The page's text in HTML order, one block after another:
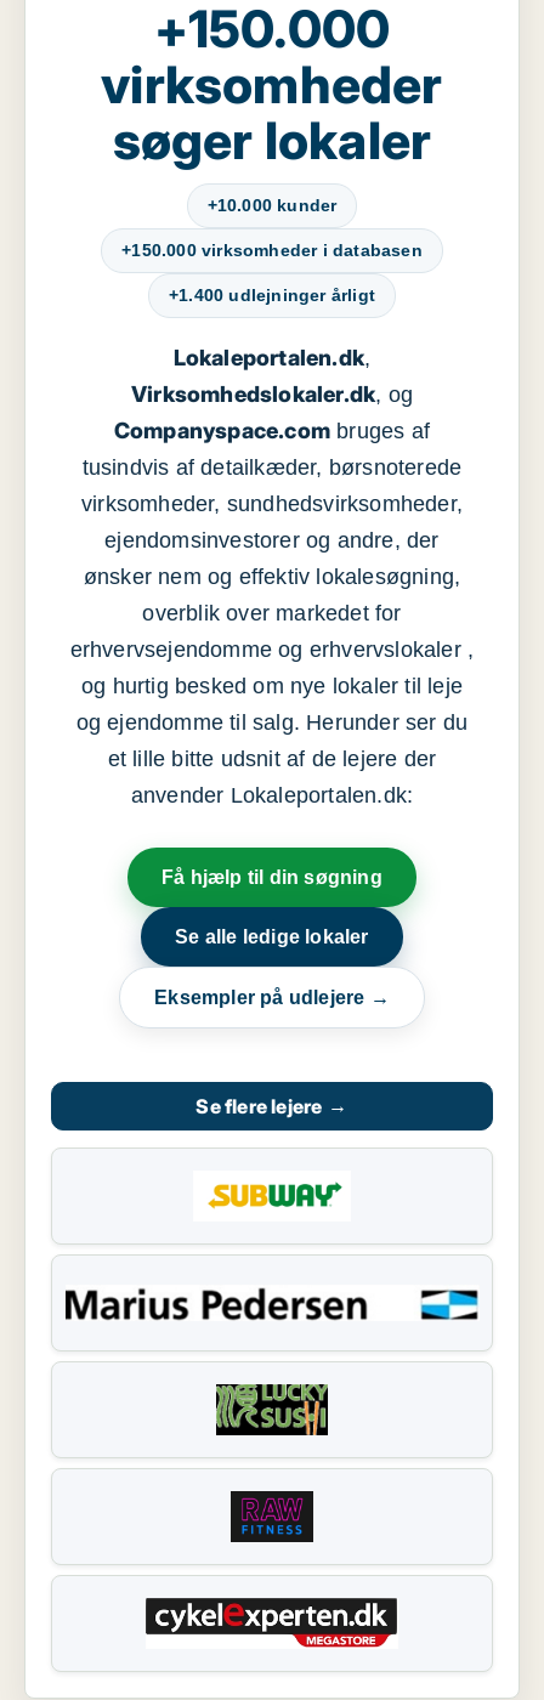
+150.000
virksomheder
søger lokaler
+10.000 kunder
+150.000 virksomheder i databasen
+1.400 udlejninger årligt
Lokaleportalen.dk,
Virksomhedslokaler.dk, og
Companyspace.com bruges af
tusindvis af detailkæder, børsnoterede
virksomheder, sundhedsvirksomheder,
ejendomsinvestorer og andre, der
ønsker nem og effektiv lokalesøgning,
overblik over markedet for
erhvervsejendomme og erhvervslokaler ,
og hurtig besked om nye lokaler til leje
og ejendomme til salg. Herunder ser du
et lille bitte udsnit af de lejere der
anvender Lokaleportalen.dk:
Få hjælp til din søgning
Se alle ledige lokaler
Eksempler på udlejere →
Se flere lejere →